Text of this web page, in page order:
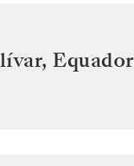
, Equador